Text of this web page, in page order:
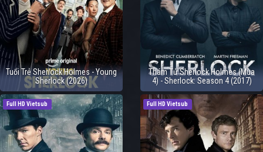
Tuổi Trẻ Sherlock Holmes - Young
Sherlock (2026)
Thám Tử Sherlock Holmes (Mùa
4) - Sherlock: Season 4 (2017)
Full HD Vietsub Full HD Vietsub